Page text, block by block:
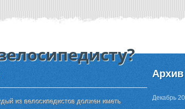
из велосипедистов должен иметь
Архив
Декабрь